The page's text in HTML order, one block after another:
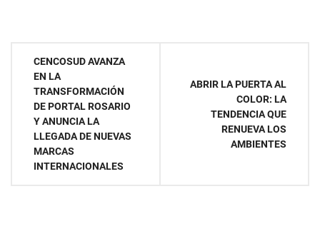
Navegación
entradas
CENCOSUD AVANZA
EN LA
TRANSFORMACIÓN
DE PORTAL ROSARIO
Y ANUNCIA LA
LLEGADA DE NUEVAS
MARCAS
INTERNACIONALES
ABRIR LA PUERTA AL
COLOR: LA
TENDENCIA QUE
RENUEVA LOS
AMBIENTES